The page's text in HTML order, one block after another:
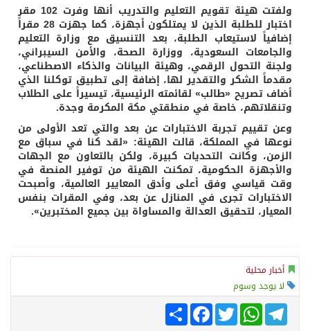
ولفتت هيئة تقويم التعليم والتدريب أنها وفرت 102 مقر
اختبار للطلبة الذين لا يمتلكون أجهزة، كما جهزت 28 مقراً
إضافياً لاستيعاب الطلبة، بعد التنسيق مع وزارة التعليم
والجامعات السعودية، ووزارة الصحة، والأمن السيبراني،
ولجنة التحول الرقمي، وهيئة البيانات والذكاء الاصطناعي،
مقدماً الشكر والتقدير لها، إضافة إلى تطبيق توكلنا الذي
أضاف تصريح «طالب» لقائمته الرئيسية، تيسيراً على الطلاب
وتنقلاتهم، خاصة في منطقتي مكة المكرمة وجدة.
وعن تقييم تجربة الاختبارات عن بعد والتي تعد الأولى من
نوعها في المملكة، قالت الهيئة: «لقد كنا في سباق مع
الزمن، وكانت التحديات كبيرة، ولكن بالتعاون مع الجهات
والأجهزة الحكومية، تمكنت الهيئة من توفير المنصة في
وقت قياسي وفق أعلى وأدق المعايير العالمية، وأصبحت
الاختبارات تجرى في المنازل عن بعد، وفي المقرات بنفس
المعيار، لتحقيق العدالة والمساواة بين جميع المختبرين».
أخبار محلية
لا يوجد وسوم
انشر
FacebookTwitter
WhatsAppTelegram